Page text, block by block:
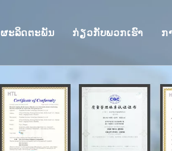
ຜະລິດຕະພັນ
ສະຖານີ Docking DisplayLink
ສະຖານີຈອດ
Hubs USB
ກ່ຽວກັບພວກເຮົາ
ການຢັ້ງຢືນ
ທີມງານຂອງພວກເຮົາ
ກ